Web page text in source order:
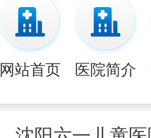
网站首页 医院简介